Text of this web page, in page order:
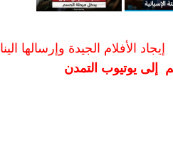
الأفلام الجيدة وإرسالها الينا
إلى يوتيوب التمدن